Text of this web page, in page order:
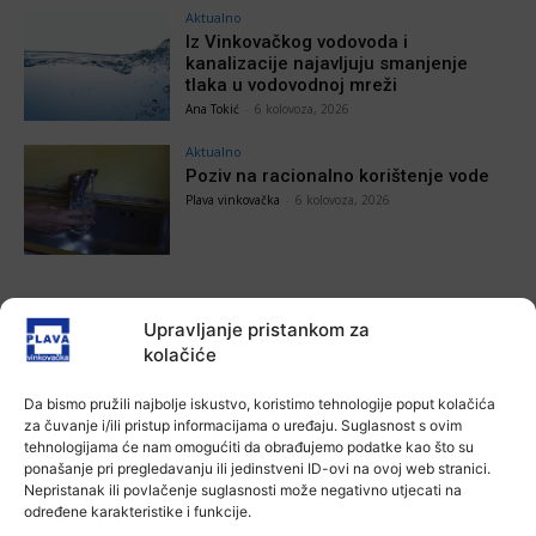
Upravljanje pristankom za
kolačiće
Da bismo pružili najbolje iskustvo, koristimo tehnologije poput kolačića
za čuvanje i/ili pristup informacijama o uređaju. Suglasnost s ovim
tehnologijama će nam omogućiti da obrađujemo podatke kao što su
ponašanje pri pregledavanju ili jedinstveni ID-ovi na ovoj web stranici.
Nepristanak ili povlačenje suglasnosti može negativno utjecati na
određene karakteristike i funkcije.
Aktualno
Iz Vinkovačkog vodovoda i
kanalizacije najavljuju smanjenje
tlaka u vodovodnoj mreži
Ana Tokić 6 kolovoza, 2026
Aktualno
Poziv na racionalno korištenje vode
Plava vinkovačka 6 kolovoza, 2026
POVEZANE VIJESTI
Zbog niskog vodostaja otežana
plovidba na Dunavu
6 kolovoza, 2026
Aktualno